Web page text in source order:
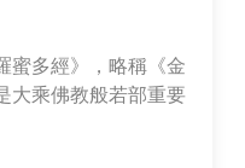
蜜多經》，略稱《金
大乘佛教般若部重要